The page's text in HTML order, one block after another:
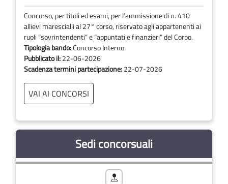
Concorso, per titoli ed esami, per l’ammissione di n. 410
allievi marescialli al 27° corso, riservato agli appartenenti ai
ruoli “sovrintendenti” e “appuntati e finanzieri” del Corpo.
Tipologia bando:Concorso Interno
Pubblicato il:22-06-2026
Scadenza termini partecipazione:22-07-2026
VAI AI CONCORSI
Sedi concorsuali